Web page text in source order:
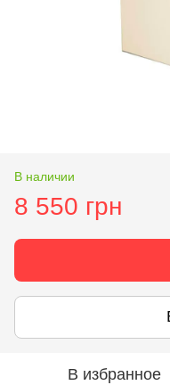
В наличии
8 550 грн
В избранное